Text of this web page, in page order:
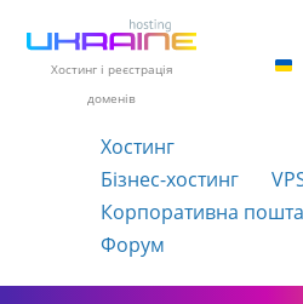
Хостинг і реєстрація
доменів
Хостинг
Бізнес-хостинг
Корпоративна пошта
Форум